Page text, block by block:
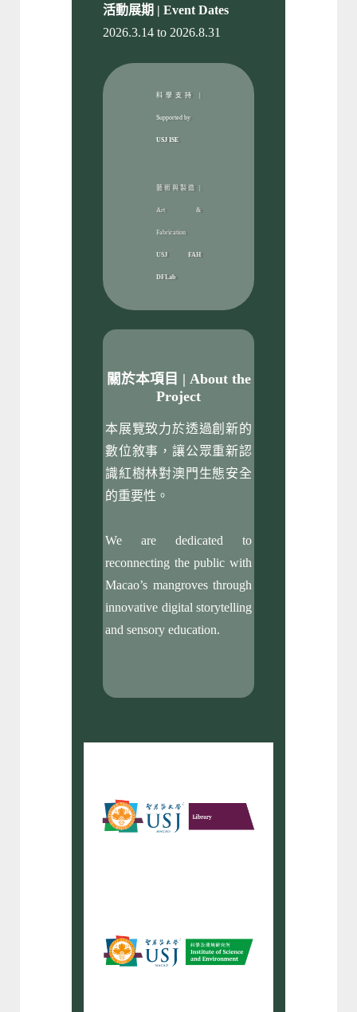
活動展期 | Event Dates
2026.3.14 to 2026.8.31
科學支持 |
Supported by
USJ ISE
藝術與製造 |
Art &
Fabrication
USJ FAH
DFLab
關於本項目 | About the
Project
本展覽致力於透過創新的
數位敘事，讓公眾重新認
識紅樹林對澳門生態安全
的重要性。
We are dedicated to
reconnecting the public with
Macao’s mangroves through
innovative digital storytelling
and sensory education.